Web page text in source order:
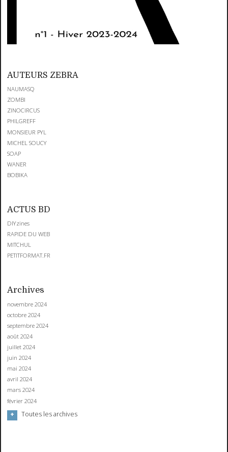
AUTEURS ZEBRA
NAUMASQ
ZOMBI
ZINOCIRCUS
PHILGREFF
MONSIEUR PYL
MICHEL SOUCY
SOAP
WANER
BOBIKA
ACTUS BD
DIYzines
RAPIDE DU WEB
MITCHUL
PETITFORMAT.FR
Archives
novembre 2024
octobre 2024
septembre 2024
août 2024
juillet 2024
juin 2024
mai 2024
avril 2024
mars 2024
février 2024
Toutes les archives